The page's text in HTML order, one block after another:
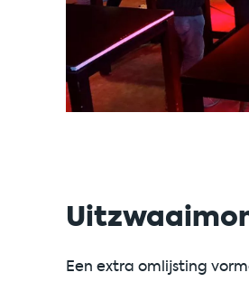
Een extra omlijsting